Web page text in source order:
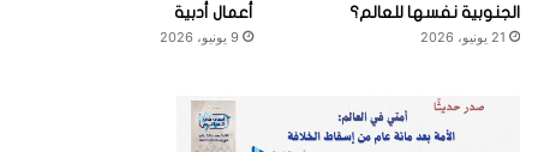
الجنوبية نفسها للعالم؟
21 يونيو، 2026
أعمال أدبية
9 يونيو، 2026